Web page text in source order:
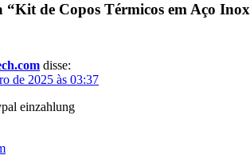
“Kit de Copos Térmicos em Aço
disse:
de 2025 às 03:37
einzahlung